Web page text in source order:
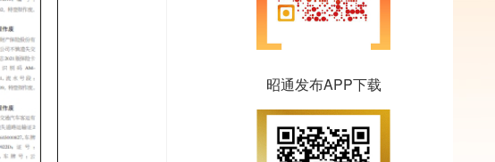
昭通发布APP下载